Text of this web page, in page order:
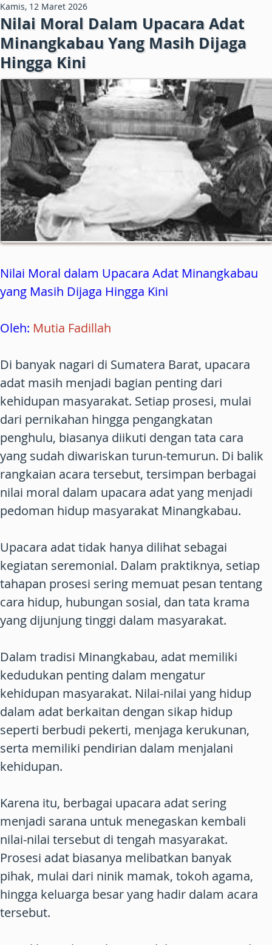
Kamis, 12 Maret 2026
Nilai Moral Dalam Upacara Adat
Minangkabau Yang Masih Dijaga
Hingga Kini
Nilai Moral dalam Upacara Adat Minangkabau
yang Masih Dijaga Hingga Kini
Oleh: Mutia Fadillah
Di banyak nagari di Sumatera Barat, upacara
adat masih menjadi bagian penting dari
kehidupan masyarakat. Setiap prosesi, mulai
dari pernikahan hingga pengangkatan
penghulu, biasanya diikuti dengan tata cara
yang sudah diwariskan turun-temurun. Di balik
rangkaian acara tersebut, tersimpan berbagai
nilai moral dalam upacara adat yang menjadi
pedoman hidup masyarakat Minangkabau.
Upacara adat tidak hanya dilihat sebagai
kegiatan seremonial. Dalam praktiknya, setiap
tahapan prosesi sering memuat pesan tentang
cara hidup, hubungan sosial, dan tata krama
yang dijunjung tinggi dalam masyarakat.
Dalam tradisi Minangkabau, adat memiliki
kedudukan penting dalam mengatur
kehidupan masyarakat. Nilai-nilai yang hidup
dalam adat berkaitan dengan sikap hidup
seperti berbudi pekerti, menjaga kerukunan,
serta memiliki pendirian dalam menjalani
kehidupan.
Karena itu, berbagai upacara adat sering
menjadi sarana untuk menegaskan kembali
nilai-nilai tersebut di tengah masyarakat.
Prosesi adat biasanya melibatkan banyak
pihak, mulai dari ninik mamak, tokoh agama,
hingga keluarga besar yang hadir dalam acara
tersebut.